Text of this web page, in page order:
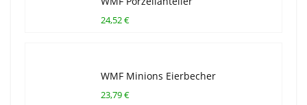
24,52 €
WMF Minions Eierbecher
23,79 €